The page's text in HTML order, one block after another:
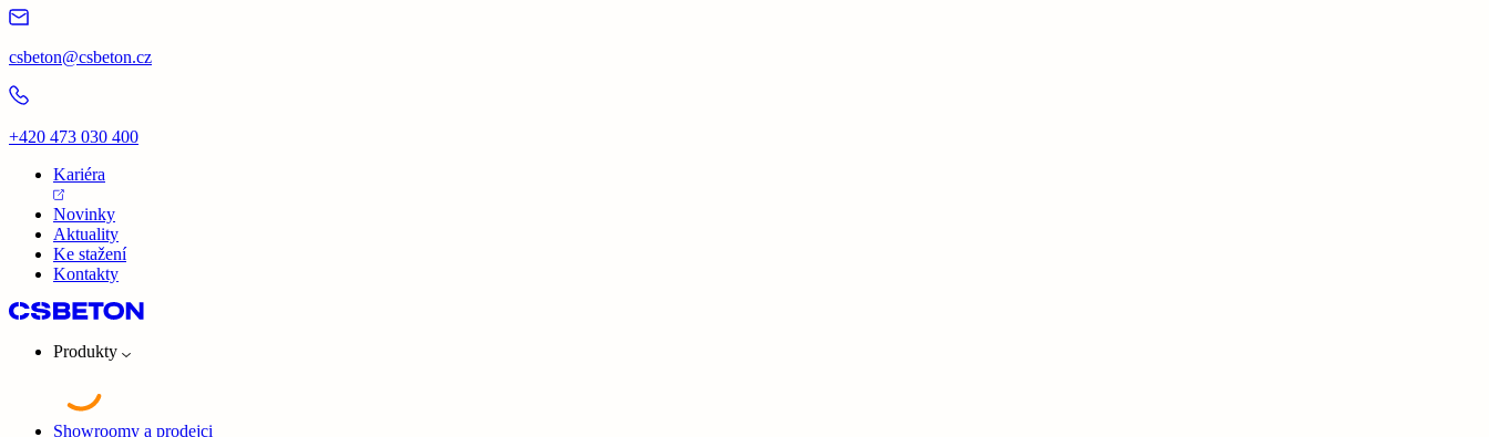
csbeton@csbeton.cz
+420 473 030 400
Kariéra
Novinky
Aktuality
Ke stažení
Kontakty
Produkty
Showroomy a prodejci